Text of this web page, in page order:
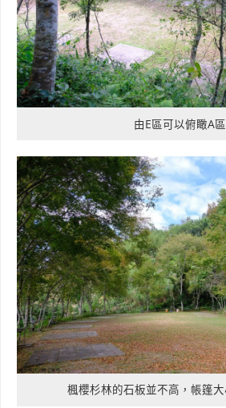
由E區可以俯瞰A區
楓櫻杉林的石板並不高，帳篷